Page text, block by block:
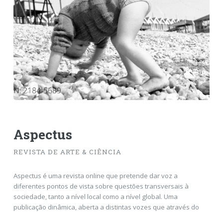
Aspectus
REVISTA DE ARTE & CIÊNCIA
Aspectus é uma revista online que pretende dar voz a
diferentes pontos de vista sobre questões transversais à
sociedade, tanto a nível local como a nível global. Uma
publicação dinâmica, aberta a distintas vozes que através do